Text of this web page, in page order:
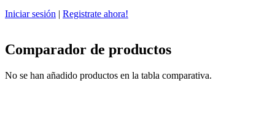
Iniciar sesión | Registrate ahora!